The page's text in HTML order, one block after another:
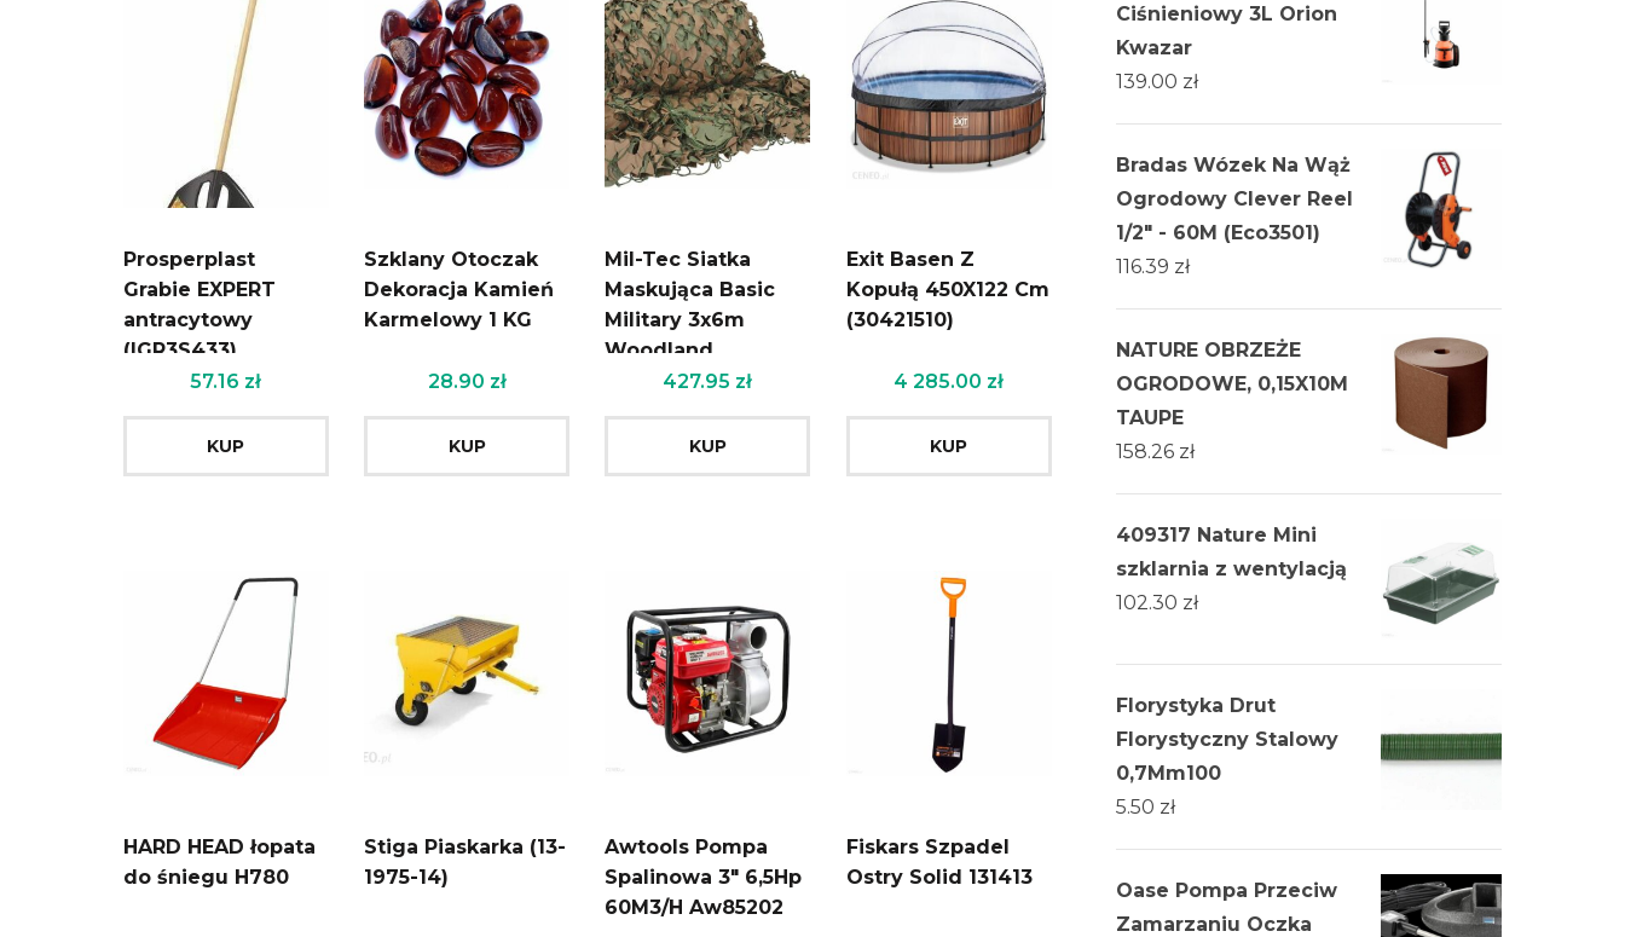
Prosperplast
Grabie EXPERT
antracytowy
(IGR3S433)
57.16 zł
KUP
Szklany Otoczak
Dekoracja Kamień
Karmelowy 1 KG
28.90 zł
KUP
Mil-Tec Siatka
Maskująca Basic
Military 3x6m
Woodland
427.95 zł
KUP
Exit Basen Z
Kopułą 450X122 Cm
(30421510)
4 285.00 zł
KUP
HARD HEAD łopata
do śniegu H780
Stiga Piaskarka (13-
1975-14)
Awtools Pompa
Spalinowa 3″ 6,5Hp
60M3/H Aw85202
Fiskars Szpadel
Ostry Solid 131413
Ciśnieniowy 3L Orion
Kwazar
139.00 zł
Bradas Wózek Na Wąż
Ogrodowy Clever Reel
1/2" - 60M (Eco3501)
116.39 zł
NATURE OBRZEŻE
OGRODOWE, 0,15X10M
TAUPE
158.26 zł
409317 Nature Mini
szklarnia z wentylacją
102.30 zł
Florystyka Drut
Florystyczny Stalowy
0,7Mm100
5.50 zł
Oase Pompa Przeciw
Zamarzaniu Oczka